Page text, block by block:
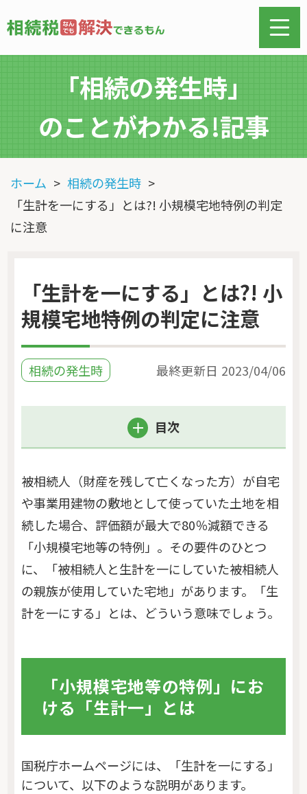
「相続の発生時」
のことがわかる!記事
ホーム
相続の発生時
「生計を一にする」とは?! 小規模宅地特例の判定
に注意
「生計を一にする」とは?! 小
規模宅地特例の判定に注意
相続の発生時 最終更新日 2023/04/06
目次
被相続人（財産を残して亡くなった方）が自宅
や事業用建物の敷地として使っていた土地を相
続した場合、評価額が最大で80％減額できる
「小規模宅地等の特例」。その要件のひとつ
に、「被相続人と生計を一にしていた被相続人
の親族が使用していた宅地」があります。「生
計を一にする」とは、どういう意味でしょう。
「小規模宅地等の特例」にお
ける「生計一」とは
国税庁ホームページには、「生計を一にする」
について、以下のような説明があります。